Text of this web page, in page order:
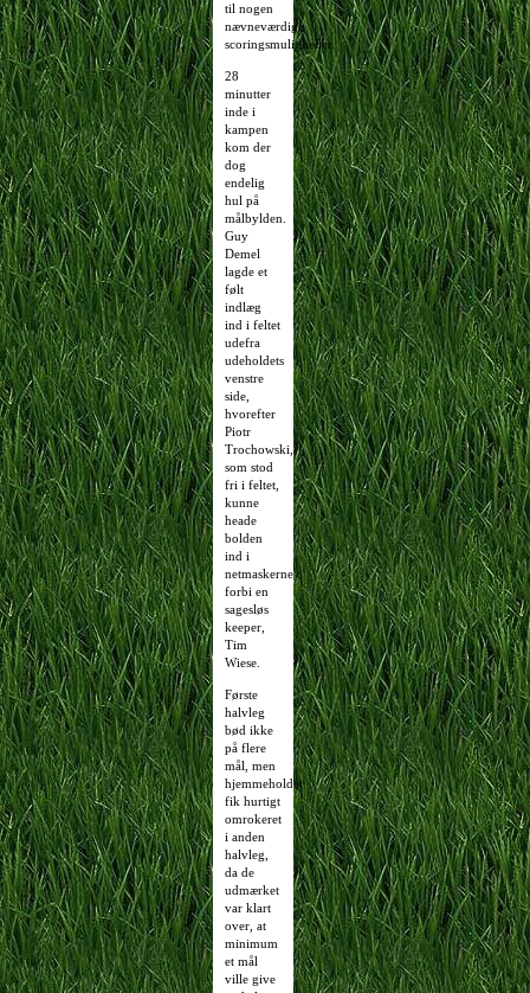
til nogen
nævneværdige
scoringsmuligheder.
28
minutter
inde i
kampen
kom der
dog
endelig
hul på
målbylden.
Guy
Demel
lagde et
følt
indlæg
ind i feltet
udefra
udeholdets
venstre
side,
hvorefter
Piotr
Trochowski,
som stod
fri i feltet,
kunne
heade
bolden
ind i
netmaskerne
forbi en
sagesløs
keeper,
Tim
Wiese.
Første
halvleg
bød ikke
på flere
mål, men
hjemmeholdet
fik hurtigt
omrokeret
i anden
halvleg,
da de
udmærket
var klart
over, at
minimum
et mål
ville give